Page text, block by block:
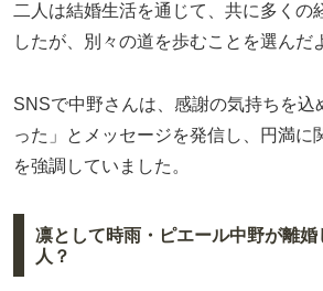
二人は結婚生活を通じて、共に多くの
したが、別々の道を歩むことを選んだ
SNSで中野さんは、感謝の気持ちを込
った」とメッセージを発信し、円満に
を強調していました。
凛として時雨・ピエール中野が離
人？